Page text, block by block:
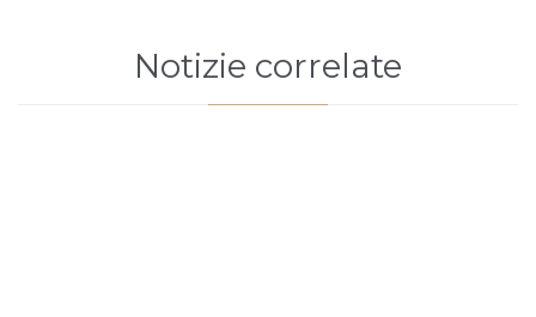
Notizie correlate